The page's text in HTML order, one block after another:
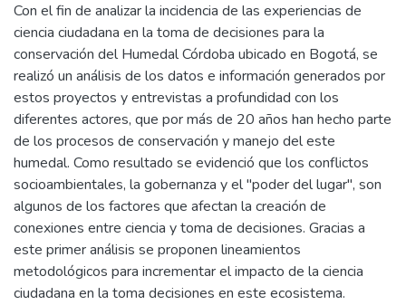
Con el fin de analizar la incidencia de las experiencias de
ciencia ciudadana en la toma de decisiones para la
conservación del Humedal Córdoba ubicado en Bogotá, se
realizó un análisis de los datos e información generados por
estos proyectos y entrevistas a profundidad con los
diferentes actores, que por más de 20 años han hecho parte
de los procesos de conservación y manejo del este
humedal. Como resultado se evidenció que los conflictos
socioambientales, la gobernanza y el "poder del lugar", son
algunos de los factores que afectan la creación de
conexiones entre ciencia y toma de decisiones. Gracias a
este primer análisis se proponen lineamientos
metodológicos para incrementar el impacto de la ciencia
ciudadana en la toma decisiones en este ecosistema.